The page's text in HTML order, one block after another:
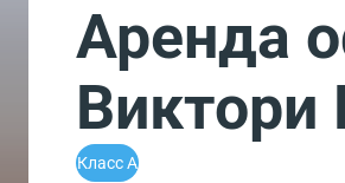
Аренда
Виктори
Класс A